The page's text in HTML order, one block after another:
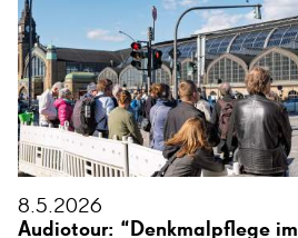
8.5.2026
Audiotour: “Denkmalpflege im